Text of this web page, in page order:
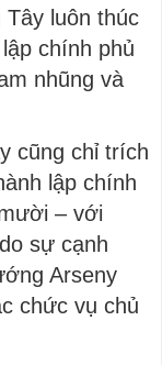
luôn thúc
chính phủ
nhũng và
cũng chỉ trích
lập chính
– với
sự cạnh
Arseny
chức vụ chủ